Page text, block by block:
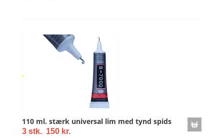
110 ml. stærk universal lim med tynd spids
3 stk. 150 kr.